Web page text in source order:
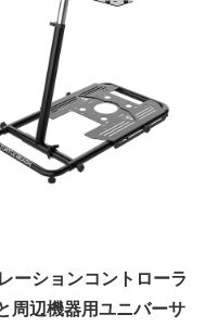
ーションコントローラ
辺機器用ユニバーサ